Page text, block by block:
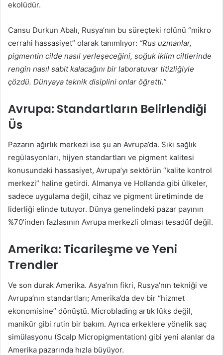
ekolüdür.
Cansu Durkun Abalı, Rusya’nın bu süreçteki rolünü “mikro
cerrahi hassasiyet” olarak tanımlıyor: “Rus uzmanlar,
pigmentin cilde nasıl yerleşeceğini, soğuk iklim ciltlerinde
rengin nasıl sabit kalacağını bir laboratuvar titizliğiyle
çözdü. Dünyaya teknik disiplini onlar öğretti.”
Avrupa: Standartların Belirlendiği
Üs
Pazarın ağırlık merkezi ise şu an Avrupa’da. Sıkı sağlık
regülasyonları, hijyen standartları ve pigment kalitesi
konusundaki hassasiyet, Avrupa’yı sektörün “kalite kontrol
merkezi” haline getirdi. Almanya ve Hollanda gibi ülkeler,
sadece uygulama değil, cihaz ve pigment üretiminde de
liderliği elinde tutuyor. Dünya genelindeki pazar payının
%70’inden fazlasının Avrupa merkezli olması tesadüf değil.
Amerika: Ticarileşme ve Yeni
Trendler
Ve son durak Amerika. Asya’nın fikri, Rusya’nın tekniği ve
Avrupa’nın standartları; Amerika’da dev bir “hizmet
ekonomisine” dönüştü. Microblading artık lüks değil,
manikür gibi rutin bir bakım. Ayrıca erkeklere yönelik saç
simülasyonu (Scalp Micropigmentation) gibi yeni alanlar da
Amerika pazarında hızla büyüyor.